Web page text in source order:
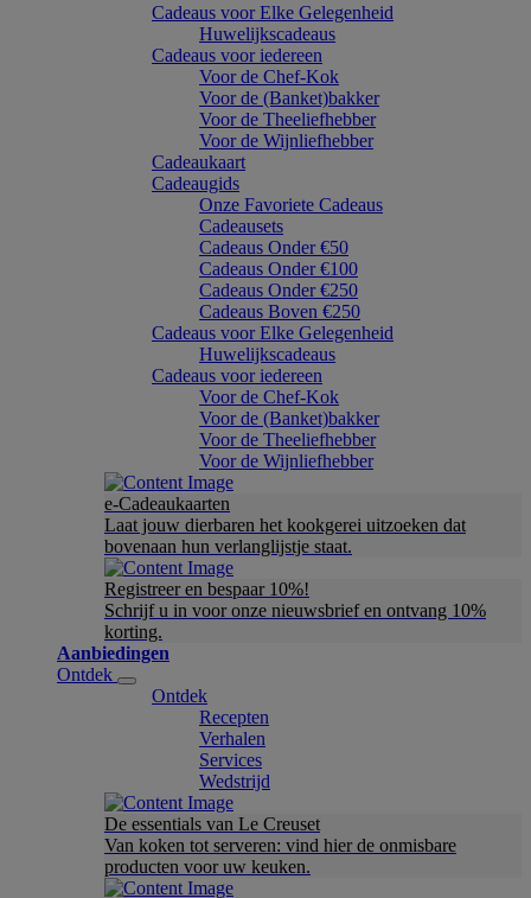
Cadeaus voor Elke Gelegenheid
Huwelijkscadeaus
Cadeaus voor iedereen
Voor de Chef-Kok
Voor de (Banket)bakker
Voor de Theeliefhebber
Voor de Wijnliefhebber
Cadeaukaart
Cadeaugids
Onze Favoriete Cadeaus
Cadeausets
Cadeaus Onder €50
Cadeaus Onder €100
Cadeaus Onder €250
Cadeaus Boven €250
Cadeaus voor Elke Gelegenheid
Huwelijkscadeaus
Cadeaus voor iedereen
Voor de Chef-Kok
Voor de (Banket)bakker
Voor de Theeliefhebber
Voor de Wijnliefhebber
e-Cadeaukaarten
Laat jouw dierbaren het kookgerei uitzoeken dat
bovenaan hun verlanglijstje staat.
Registreer en bespaar 10%!
Schrijf u in voor onze nieuwsbrief en ontvang 10%
korting.
Aanbiedingen
Ontdek
Ontdek
Recepten
Verhalen
Services
Wedstrijd
De essentials van Le Creuset
Van koken tot serveren: vind hier de onmisbare
producten voor uw keuken.